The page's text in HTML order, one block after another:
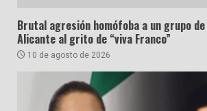
Brutal agresión homófoba a un grupo
Alicante al grito de “viva Franco”
10 de agosto de 2026